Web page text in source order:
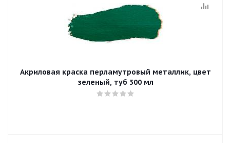
Акриловая краска перламутровый металлик, цвет
зеленый, туб 300 мл